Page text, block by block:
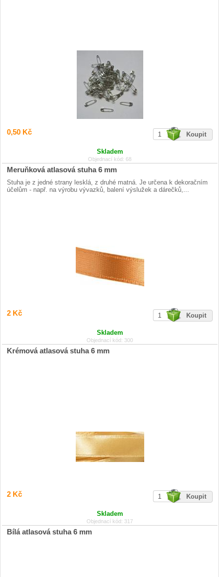
0,50 Kč
Skladem
Objednací kód: 68
Meruňková atlasová stuha 6 mm
Stuha je z jedné strany lesklá, z druhé matná. Je určena k dekoračním
účelům - např. na výrobu vývazků, balení výslužek a dárečků,...
2 Kč
Skladem
Objednací kód: 300
Krémová atlasová stuha 6 mm
2 Kč
Skladem
Objednací kód: 317
Bílá atlasová stuha 6 mm